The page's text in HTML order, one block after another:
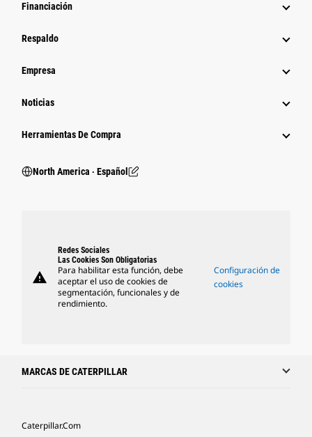
Financiación
Respaldo
Empresa
Noticias
Herramientas De Compra
North America ‧ Español
warning
Redes Sociales
Las Cookies Son Obligatorias
Para habilitar esta función, debe
aceptar el uso de cookies de
segmentación, funcionales y de
rendimiento.
Configuración de
cookies
MARCAS DE CATERPILLAR
Caterpillar.com